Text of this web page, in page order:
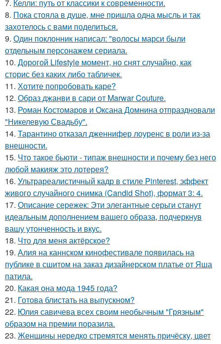
7. Келли: путь от классики к современности.
8. Пока стояла в душе, мне пришла одна мысль и так
захотелось с вами поделиться.
9. Один поклонник написал: "волосы марси были
отдельным персонажем сериала.
10. Дорогой Lifestyle момент, но снят случайно, как
сторис без каких либо табличек.
11. Хотите попробовать каре?
12. Образ джанви в сари от Marwar Couture.
13. Роман Костомаров и Оксана Домнина отпраздновали
"Никелевую Свадьбу".
14. Тарантино отказал дженнифер лоуренс в роли из-за
внешности.
15. Что такое бьюти - типаж внешности и почему без него
любой макияж это лотерея?
16. Ультрареалистичный кадр в стиле Pinterest, эффект
живого случайного снимка (Candid Shot), формат 3: 4.
17. Описание сережек: Эти элегантные серьги станут
идеальным дополнением вашего образа, подчеркнув
вашу утонченность и вкус.
18. Что для меня актёрское?
19. Алия на каннском кинофестивале появилась на
публике в сшитом на заказ дизайнерском платье от Яша
патила.
20. Какая она мода 1945 года?
21. Готова блистать на выпускном?
22. Юлия савичева всех своим необычным "Грязным"
образом на премии поразила.
23. Женщины нередко стремятся менять причёску, цвет